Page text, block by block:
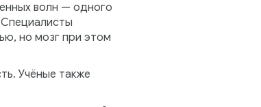
волн — одного
Специалисты
но мозг при этом
Учёные также